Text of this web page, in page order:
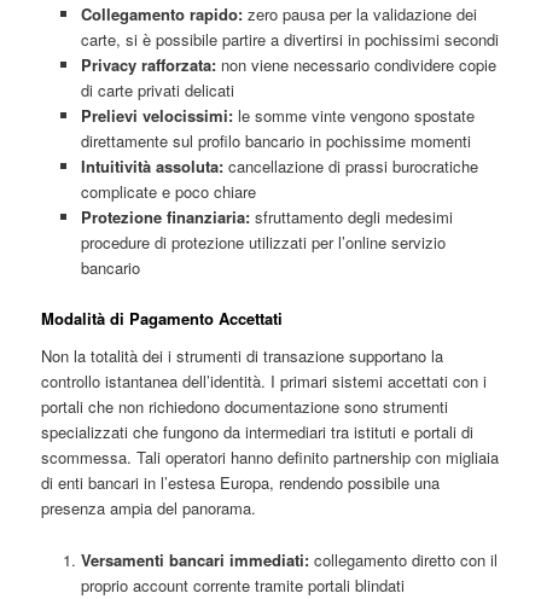
Collegamento rapido:zero pausa per la validazione dei
carte, si è possibile partire a divertirsi in pochissimi secondi
Privacy rafforzata:non viene necessario condividere copie
di carte privati delicati
Prelievi velocissimi:le somme vinte vengono spostate
direttamente sul profilo bancario in pochissime momenti
Intuitività assoluta:cancellazione di prassi burocratiche
complicate e poco chiare
Protezione finanziaria:sfruttamento degli medesimi
procedure di protezione utilizzati per l’online servizio
bancario
Modalità di Pagamento Accettati
Non la totalità dei i strumenti di transazione supportano la
controllo istantanea dell’identità. I primari sistemi accettati con i
portali che non richiedono documentazione sono strumenti
specializzati che fungono da intermediari tra istituti e portali di
scommessa. Tali operatori hanno definito partnership con migliaia
di enti bancari in l’estesa Europa, rendendo possibile una
presenza ampia del panorama.
Versamenti bancari immediati:collegamento diretto con il
proprio account corrente tramite portali blindati